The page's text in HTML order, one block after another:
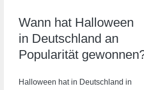
Wann hat Halloween
in Deutschland an
Popularität
Halloween hat in Deutschland in